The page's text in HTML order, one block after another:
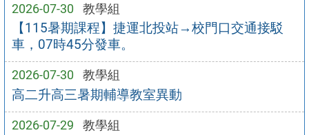
2026-07-30 教學組
【115暑期課程】捷運北投站→校門口交通接駁
車，07時45分發車。
2026-07-30 教學組
高二升高三暑期輔導教室異動
2026-07-29 教學組